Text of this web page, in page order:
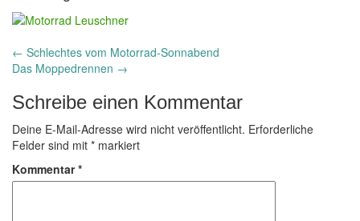
Post
navigation
← Schlechtes vom Motorrad-Sonnabend
Das Moppedrennen →
Schreibe einen Kommentar
Deine E-Mail-Adresse wird nicht veröffentlicht. Erforderliche
Felder sind mit * markiert
Kommentar*